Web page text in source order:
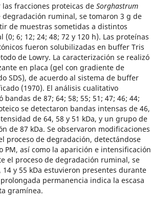
fracciones proteicas de Sorghastrum
ruminal, se tomaron 3 g de
de muestras sometidas a distintos
6; 12; 24; 48; 72 y 120 h). Las proteínas
fueron solubilizadas en buffer Tris
de Lowry. La caracterización se realizó
en placa (gel con gradiente de
SDS), de acuerdo al sistema de buffer
(1970). El análisis cualitativo
de 87; 64; 58; 55; 51; 47; 46; 44;
se detectaron bandas intensas de 46,
de 64, 58 y 51 kDa, y un grupo de
de 87 kDa. Se observaron modificaciones
proceso de degradación, detectándose
PM, así como la aparición e intensificación
el proceso de degradación ruminal, se
y 55 kDa estuvieron presentes durante
permanencia indica la escasa
gramínea.